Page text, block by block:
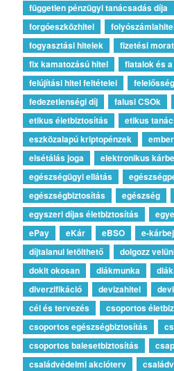
független pénzügyi tanácsadás díja
forgóeszközhitel
fogyasztási hitelek
fizetési
fix kamatozású hitel
fiatalok és
felújítási hitel feltételei
fedezetlenségi díj
falusi CSOk
etikus életbiztosítás
etikus
eszközalapú kriptopénzek
elsétálás joga
elektronikus
egészségügyi ellátás
egészségbiztosítás
egészség
egyszeri díjas életbiztosítás
ePay
eKár eBSO
e-
díjtalanul letölthető
dolgozz
dokit okosan
diákmunka
diverzifikáció
devizahitel
cél és tervezés
csoportos
csoportos egészségbiztosítás
csoportos balesetbiztosítás
családvédelmi akcióterv